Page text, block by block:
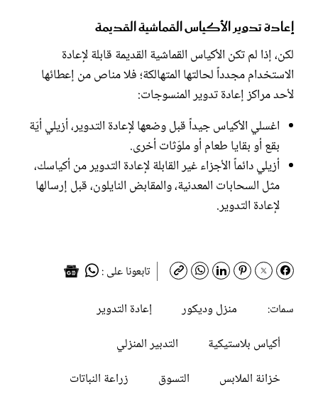
إعادة تدوير الأكياس القماشية القديمة
لكن، إذا لم تكن الأكياس القماشية القديمة قابلة لإعادة
الاستخدام مجدداً لحالتها المتهالكة؛ فلا مناص من إعطائها
لأحد مراكز إعادة تدوير المنسوجات:
اغسلي الأكياس جيداً قبل وضعها لإعادة التدوير، أزيلي أيّة
بقع أو بقايا طعام أو ملوّثات أخرى.
أزيلي دائماً الأجزاء غير القابلة لإعادة التدوير من أكياسك،
مثل السحابات المعدنية، والمقابض النايلون، قبل إرسالها
لإعادة التدوير.
تابعونا على :
سمات:
منزل وديكور
إعادة التدوير
أكياس بلاستيكية
التدبير المنزلي
خزانة الملابس
التسوق زراعة النباتات